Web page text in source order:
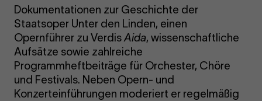
Dokumentationen zur Geschichte der
Staatsoper Unter den Linden, einen
Opernführer zu VerdisAida, wissenschaftliche
Aufsätze sowie zahlreiche
Programmheftbeiträge für Orchester, Chöre
und Festivals. Neben Opern- und
Konzerteinführungen moderiert er regelmäßig